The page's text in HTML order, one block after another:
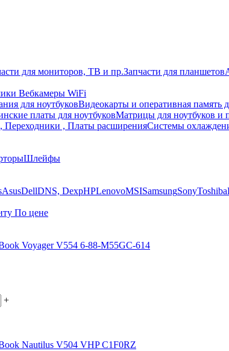
для мониторов, ТВ и пр.Запчасти для планшетов
Вебкамеры WiFi
для ноутбуковВидеокарты и оперативная память
платы для ноутбуковМатрицы для ноутбуков и
Переходники , Платы расширенияСистемы
Шлейфы
AsusDellDNS, DexpHPLenovoMSISamsungSonyToshiba
По цене
Voyager V554 6-88-M55GC-614
+
Nautilus V504 VHP C1F0RZ